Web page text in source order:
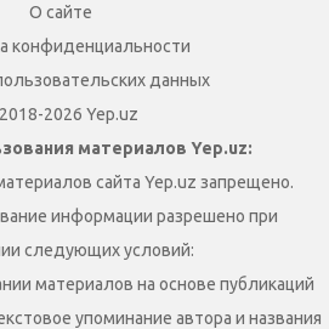
О сайте
конфиденциальности
данных
2026 Yep.uz
материалов Yep.uz:
сайта Yep.uz запрещено.
информации разрешено при
следующих условий:
материалов на основе публикаций
упоминание автора и названия